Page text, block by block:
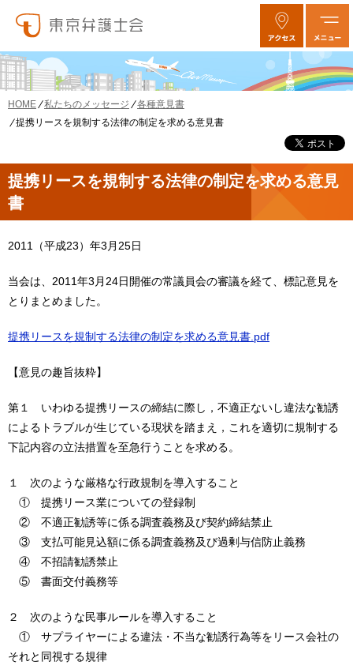
HOME 私たちのメッセージ
各種意見書
提携リースを規制する法律の制定を求める意見書
提携リースを規制する法律の制定を求める意見
書
2011（平成23）年3月25日
当会は、2011年3月24日開催の常議員会の審議を経て、標記意見を
とりまとめました。
提携リースを規制する法律の制定を求める意見書.pdf
【意見の趣旨抜粋】
第１ いわゆる提携リースの締結に際し，不適正ないし違法な勧誘
によるトラブルが生じている現状を踏まえ，これを適切に規制する
下記内容の立法措置を至急行うことを求める。
１ 次のような厳格な行政規制を導入すること
① 提携リース業についての登録制
② 不適正勧誘等に係る調査義務及び契約締結禁止
③ 支払可能見込額に係る調査義務及び過剰与信防止義務
④ 不招請勧誘禁止
⑤ 書面交付義務等
２ 次のような民事ルールを導入すること
① サプライヤーによる違法・不当な勧誘行為等をリース会社の
それと同視する規律